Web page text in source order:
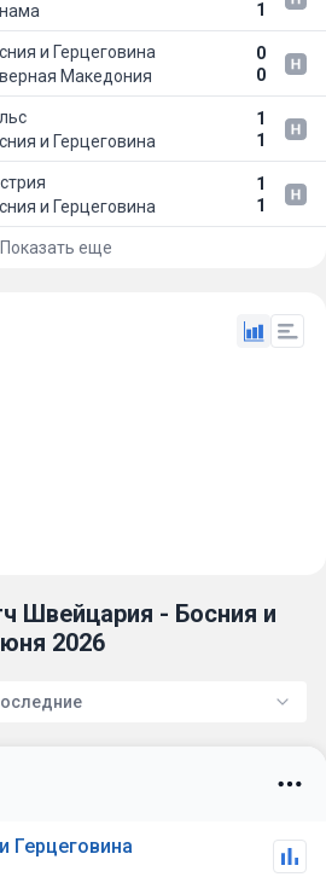
1
и Герцеговина
0
0
Македония
1
1
и Герцеговина
1
1
и Герцеговина
Показать еще
Швейцария - Босния и
2026
Герцеговина